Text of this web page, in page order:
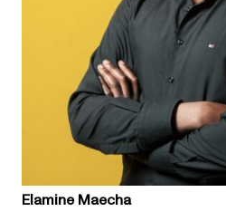
Elamine Maecha